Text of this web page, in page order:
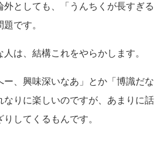
外としても、「うんちくが長すぎる
です。
は、結構これをやらかします。
ー、興味深いなあ」とか「博識だな
なりに楽しいのですが、あまりに話
してくるもんです。